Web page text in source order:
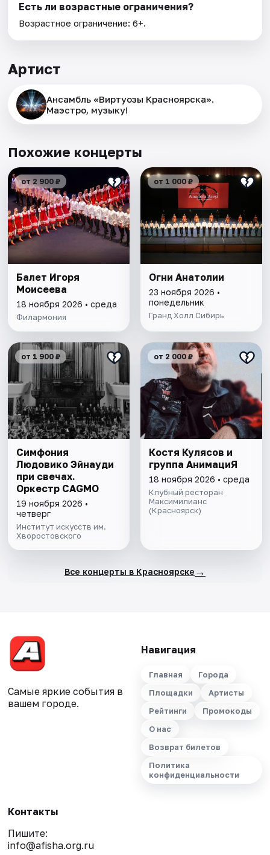
Есть ли возрастные ограничения?
Возрастное ограничение: 6+.
Артист
Ансамбль «Виртуозы Красноярска».
Маэстро, музыку!
Похожие концерты
от 2 900 ₽
Балет Игоря
Моисеева
18 ноября 2026 • среда
Филармония
от 1 000 ₽
Огни Анатолии
23 ноября 2026 •
понедельник
Гранд Холл Сибирь
от 1 900 ₽
Симфония
Людовико Эйнауди
при свечах.
Оркестр CAGMO
19 ноября 2026 •
четверг
Институт искусств им.
Хворостовского
от 2 000 ₽
Костя Кулясов и
группа АнимациЯ
18 ноября 2026 • среда
Клубный ресторан
Максимилианс
(Красноярск)
Все концерты в Красноярске →
Самые яркие события в
вашем городе.
Навигация
Главная
Города
Площадки
Артисты
Рейтинги
Промокоды
О нас
Возврат билетов
Политика
конфиденциальности
Контакты
Пишите:
info@afisha.org.ru